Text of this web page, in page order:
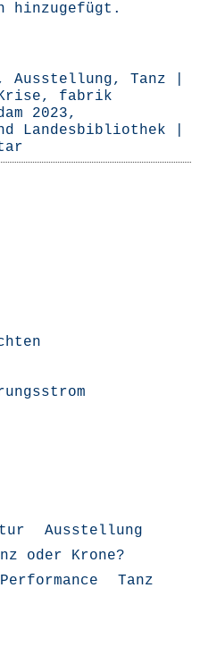
hinzugefügt.
Ausstellung, Tanz
, fabrik
2023,
Landesbibliothek
Ausstellung
oder Krone?
Performance
Tanz